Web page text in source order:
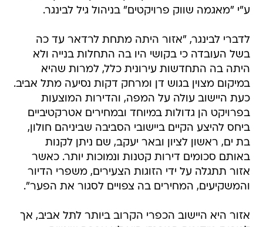
ע"י "מאגמה שווק פרויקטים" בניהול גיל לבינגר.
לדברי לבינגר, "אזור היתה מתחת לרדאר עד כה
בשל העובדה כי בקושי היו בה התחלות בנייה ולא
היתה בה התחדשות עירונית כלל, למרות שהיא
במיקום מצוין בגוש דן ומרחק דקות נסיעה מתל אביב.
כעת היישוב עולה על המפה, והדירות המוצעות
בפרויקט הן גדולות במיוחד ובמחירים אטרקטיביים
ביחס להיצע הקיים ביישובי הסביבה שביניהם חולון,
בת ים, ראשון לציון ובאר יעקב, שם ניתן לקנות
באותם סכומים דירות קטנות ונמוכות יותר. כאשר
אזור תתגלה על ידי הזוגות הצעירים, משפרי הדיור
והמשקיעים, המחירים בה צפויים לסגור את הפער".
אזור היא היישוב הכפרי הקרוב ביותר לתל אביב, אך